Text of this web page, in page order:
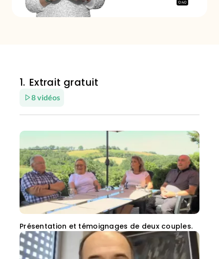
Extrait gratuit
8 vidéos
Présentation et témoignages de deux couples.